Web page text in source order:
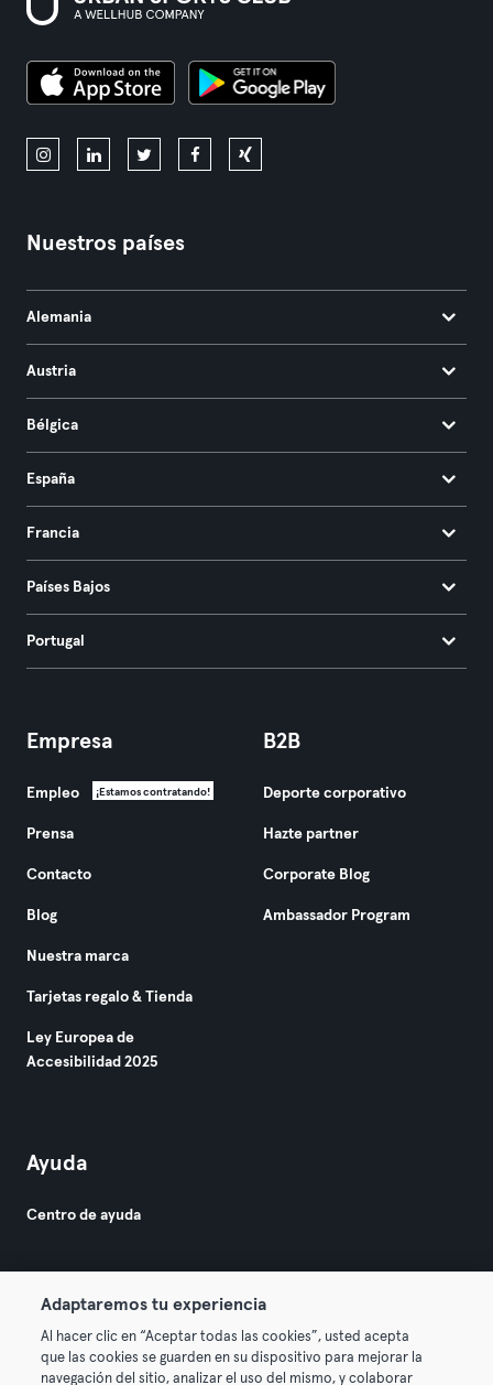
Nuestros países
Alemania
Austria
Bélgica
España
Francia
Países Bajos
Portugal
Empresa
Empleo ¡Estamos contratando!
Prensa
Contacto
Blog
Nuestra marca
Tarjetas regalo & Tienda
Ley Europea de
Accesibilidad 2025
B2B
Deporte corporativo
Hazte partner
Corporate Blog
Ambassador Program
Ayuda
Centro de ayuda
© 2026 Urban Sports Group GmbH. All rights reserved.
Adaptaremos tu experiencia
Al hacer clic en “Aceptar todas las cookies”, usted acepta
que las cookies se guarden en su dispositivo para mejorar la
navegación del sitio, analizar el uso del mismo, y colaborar